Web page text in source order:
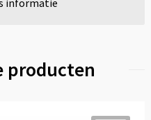
informatie
producten